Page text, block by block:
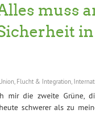
muss
, Flucht & Integration,
mir die zweite Grüne,
schwerer als zu